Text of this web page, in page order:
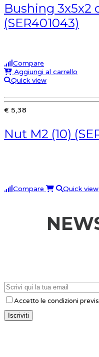
Bushing 3x5x2
(SER401043)
Compare
Aggiungi al carrello
Quick view
€ 5,38
Nut M2 (10)
Compare Quick view
Accetto le condizioni